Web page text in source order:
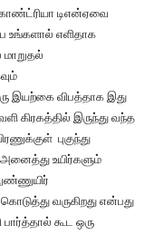
டிஎன்ஏவை
உங்களால் எளிதாக
மாறுதல்
இயற்கை விபத்தாக இது
கிரகத்தில் இருந்து வந்த
புகுந்து
உயிர்களும்
வருகிறது என்பது
கூட ஒரு